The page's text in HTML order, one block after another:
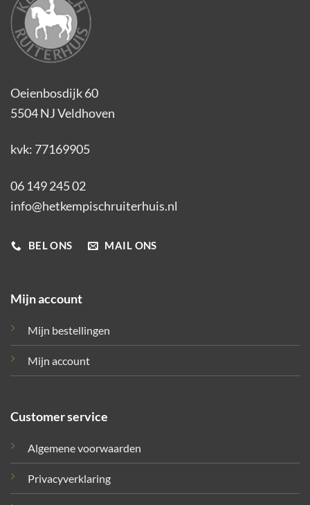
Oeienbosdijk 60
5504 NJ Veldhoven
kvk: 77169905
06 149 245 02
info@hetkempischruiterhuis.nl
BEL ONS MAIL ONS
Mijn account
Mijn bestellingen
Mijn account
Customer service
Algemene voorwaarden
Privacyverklaring